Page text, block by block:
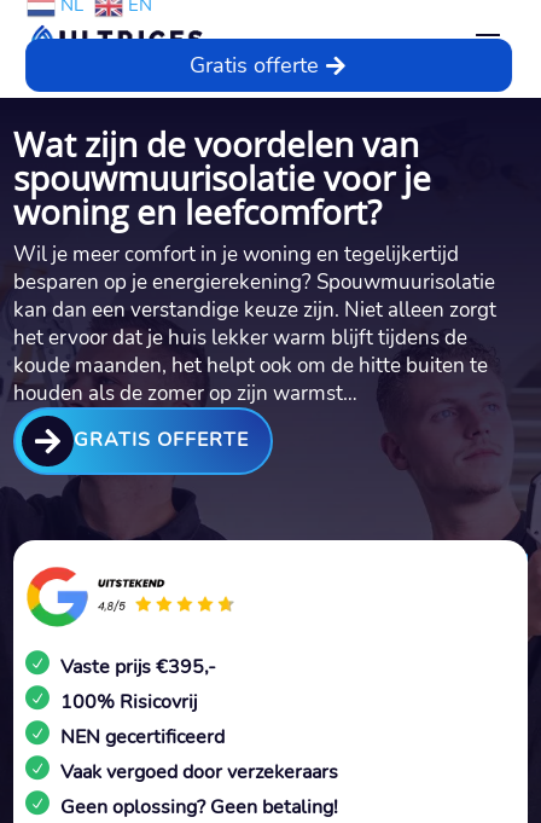
NL EN
Gratis offerte
Wat zijn de voordelen van
spouwmuurisolatie voor je
woning en leefcomfort?
Wil je meer comfort in je woning en tegelijkertijd
besparen op je energierekening? Spouwmuurisolatie
kan dan een verstandige keuze zijn.​ Niet alleen zorgt
het ervoor dat je huis lekker warm blijft tijdens de
koude maanden, het helpt ook om de hitte buiten te
houden als de zomer op zijn warmst…
 GRATIS OFFERTE
Vaste prijs €395,-
100% Risicovrij
NEN gecertificeerd
Vaak vergoed door verzekeraars
Geen oplossing? Geen betaling!